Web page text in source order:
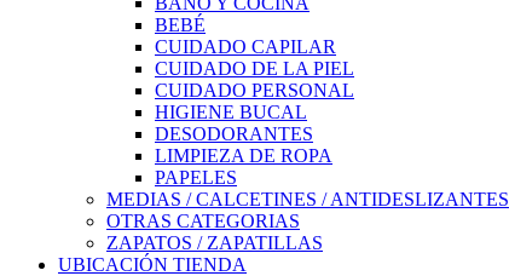
BEBÉ
CUIDADO CAPILAR
CUIDADO DE LA PIEL
CUIDADO PERSONAL
HIGIENE BUCAL
DESODORANTES
LIMPIEZA DE ROPA
PAPELES
MEDIAS / CALCETINES / ANTIDESLIZANTES
OTRAS CATEGORIAS
ZAPATOS / ZAPATILLAS
UBICACIÓN TIENDA